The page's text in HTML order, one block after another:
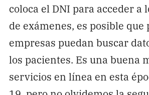
coloca el DNI para acceder a
de exámenes, es posible que
empresas puedan buscar
los pacientes. Es una buena
servicios en línea en esta